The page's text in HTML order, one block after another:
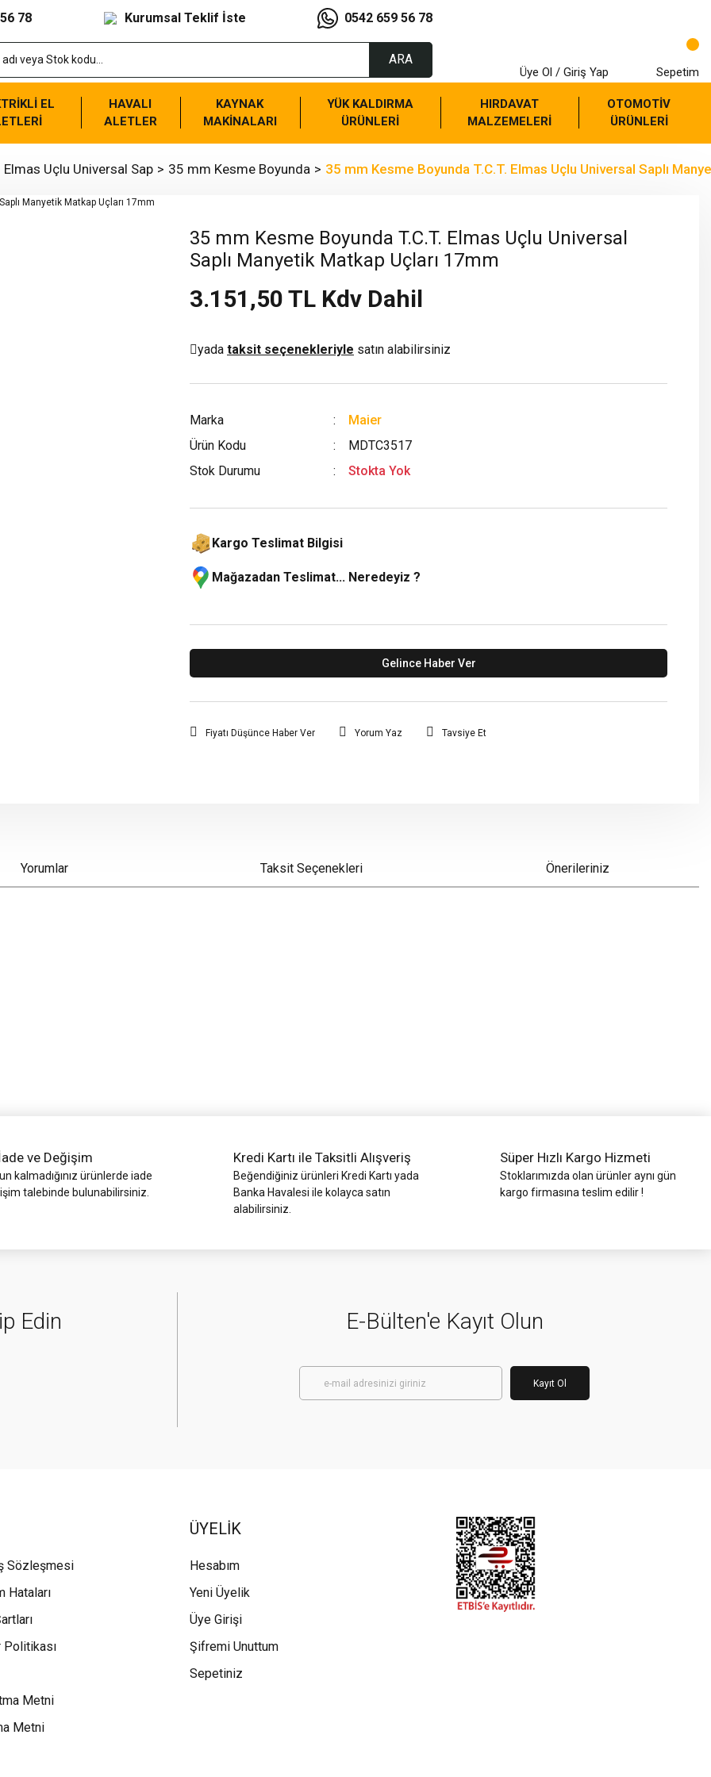
78 Kurumsal Teklif İste 0542 659 56 78
ARA
Üye Ol / Giriş Yap Sepetim
EL
HAVALI
ALETLER
KAYNAK
MAKİNALARI
YÜK KALDIRMA
ÜRÜNLERİ
HIRDAVAT
MALZEMELERİ
OTOMOTİV
ÜRÜNLERİ
Elmas Uçlu Universal Sap 35 mm Kesme Boyunda 35 mm Kesme Boyunda T.C.T. Elmas Uçlu Universal Saplı
35 mm Kesme Boyunda T.C.T. Elmas Uçlu Universal
Saplı Manyetik Matkap Uçları 17mm
3.151,50 TL Kdv Dahil
yada taksit seçenekleriyle satın alabilirsiniz
Marka
Maier
Ürün Kodu
MDTC3517
Stok Durumu
Stokta Yok
Kargo Teslimat Bilgisi
Mağazadan Teslimat... Neredeyiz ?
Gelince Haber Ver
Fiyatı Düşünce Haber Ver Yorum Yaz Tavsiye Et
Yorumlar Taksit Seçenekleri Önerileriniz
ve Değişim
kalmadığınız ürünlerde iade
talebinde bulunabilirsiniz.
Kredi Kartı ile Taksitli Alışveriş
Beğendiğiniz ürünleri Kredi Kartı yada
Banka Havalesi ile kolayca satın
alabilirsiniz.
Süper Hızlı Kargo Hizmeti
Stoklarımızda olan ürünler aynı gün
kargo firmasına teslim edilir !
Edin E-Bülten'e Kayıt Olun
Kayıt Ol
Sözleşmesi
Hataları
Metni
Metni
ÜYELİK
Hesabım
Yeni Üyelik
Üye Girişi
Şifremi Unuttum
Sepetiniz